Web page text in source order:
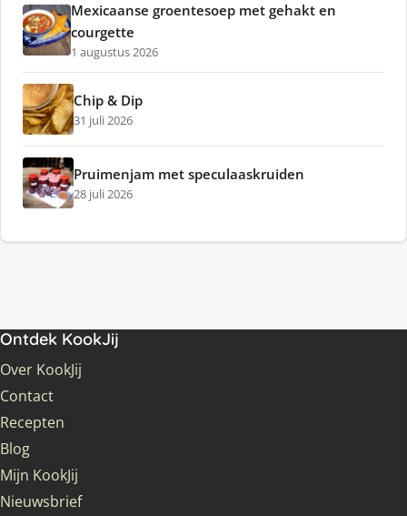
Mexicaanse groentesoep met gehakt en
courgette
1 augustus 2026
Chip & Dip
31 juli 2026
Pruimenjam met speculaaskruiden
28 juli 2026
Ontdek KookJij
Over KookJij
Contact
Recepten
Blog
Mijn KookJij
Nieuwsbrief